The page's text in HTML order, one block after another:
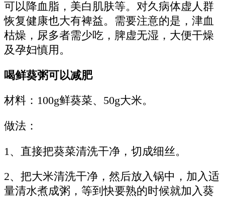
可以降血脂，美白肌肤等。对久病体虚人群
恢复健康也大有裨益。需要注意的是，津血
枯燥，尿多者需少吃，脾虚无湿，大便干燥
及孕妇慎用。
喝鲜葵粥可以减肥
材料：100g鲜葵菜、50g大米。
做法：
1、直接把葵菜清洗干净，切成细丝。
2、把大米清洗干净，然后放入锅中，加入适
量清水煮成粥，等到快要熟的时候就加入葵